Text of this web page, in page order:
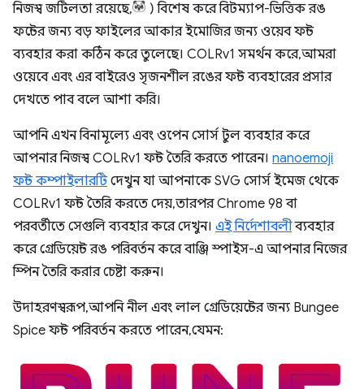
নিজস্ব জটিলতা রয়েছে,
) বিশেষ করে বিটম্যাপ-ভিত্তিক রঙ
ফন্টের জন্য বড় ফাইলের আকার ইমোজির জন্য ওয়েব ফন্ট
ব্যবহার করা কঠিন করে তুলেছে। COLRv1 সমর্থন করে, আমরা
ওয়েবে এবং এর বাইরেও সৃজনশীল রঙের ফন্ট ব্যবহারের প্রসার
দেখতে পাব বলে আশা করি।
আপনি এখন বিনামূল্যে এবং ওপেন সোর্স টুল ব্যবহার করে
আপনার নিজস্ব COLRv1 ফন্ট তৈরি করতে পারেন। nanoemoji
ফন্ট কম্পাইলারটিদেখুন যা আপনাকে SVG সোর্স ইমেজ থেকে
COLRv1 ফন্ট তৈরি করতে দেয়, তারপর Chrome 98 বা
পরবর্তীতে সেগুলি ব্যবহার করে দেখুন। এই নির্দেশাবলীব্যবহার
করে গ্রেডিয়েন্ট রঙ পরিবর্তন করে বাঞ্জি স্পাইস-এ আপনার নিজের
স্পিন তৈরি করার চেষ্টা করুন।
উদাহরণস্বরূপ, আপনি নীল এবং লাল গ্রেডিয়েন্টের জন্য Bungee
Spice ফন্ট পরিবর্তন করতে পারেন, যেমন: